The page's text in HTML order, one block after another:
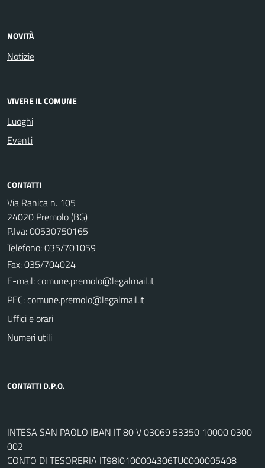
NOVITÀ
Notizie
VIVERE IL COMUNE
Luoghi
Eventi
CONTATTI
Via Ranica n. 105
24020 Premolo (BG)
P.Iva: 00530750165
Telefono:035/701059
Fax: 035/704024
E-mail:
PEC:
Uffici e orari
Numeri utili
CONTATTI D.P.O.
INTESA SAN PAOLO IBAN IT 80 V 03069 53350 10000 0300
002
CONTO DI TESORERIA IT98I0100004306TU0000005408